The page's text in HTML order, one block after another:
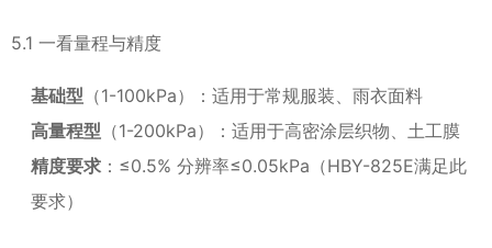
5.1 一看量程与精度
基础型 （1-100kPa）：适用于常规服装、雨衣面料
高量程型 （1-200kPa）：适用于高密涂层织物、土工膜
精度要求 ：≤0.5% 分辨率≤0.05kPa（HBY-825E满足此
要求）